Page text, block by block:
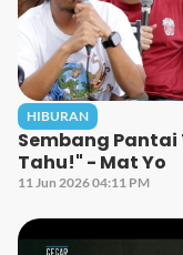
HIBURAN
Sembang Pantai
Tahu!" - Mat Yo
11 Jun 2026 04:11 PM